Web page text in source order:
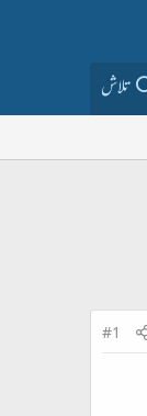
تلاش
#1